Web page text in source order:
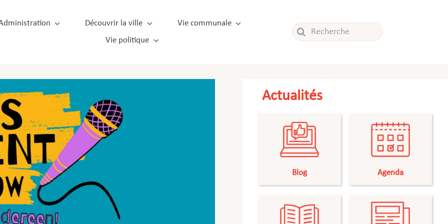
Découvrir la ville
Vie communale
Vie politique
Rechercher:
Actualités
Blog Agenda